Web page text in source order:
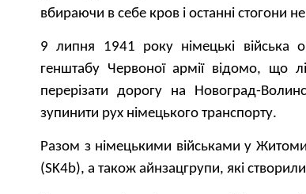
вбираючи в себе кров і останні стогони
9 липня 1941 року німецькі війська
генштабу Червоної армії відомо, що
перерізати дорогу на Новоград-
зупинити рух німецького транспорту.
Разом з німецькими військами у
(SK4b), а також айнзацгрупи, які